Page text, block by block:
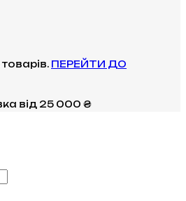
ПЕРЕЙТИ ДО
від 25 000 ₴